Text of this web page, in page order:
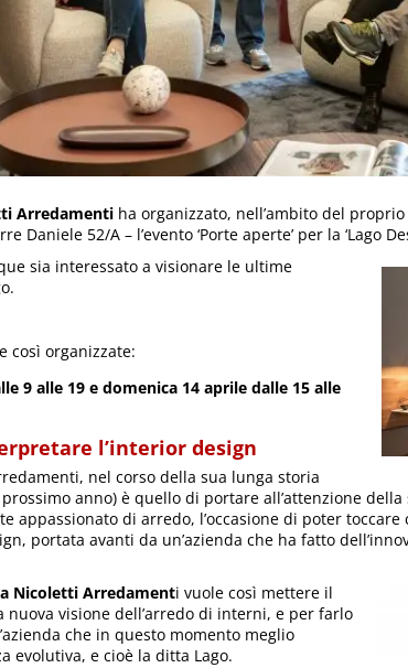
Arredamenti ha organizzato, nell’ambito del
Daniele 52/A – l’evento ‘Porte aperte’ per la ‘Lago
sia interessato a visionare le ultime
così organizzate:
9 alle 19 e domenica 14 aprile dalle 15 alle
l’interior design
nel corso della sua lunga storia
anno) è quello di portare all’attenzione
appassionato di arredo, l’occasione di poter
portata avanti da un’azienda che ha fatto
Nicoletti Arredamenti vuole così mettere il
nuova visione dell’arredo di interni, e per farlo
che in questo momento meglio
evolutiva, e cioè la ditta Lago.